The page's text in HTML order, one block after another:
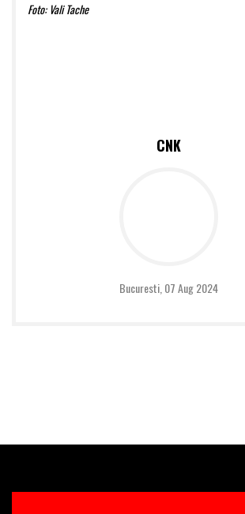
Foto: Vali Tache
CNK
Bucuresti,07 Aug 2024